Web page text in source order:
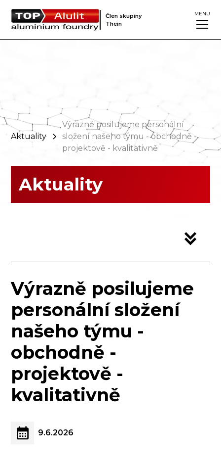
Člen skupiny
Thein
MENU
Aktuality
Výrazně posilujeme personální
složení našeho týmu - obchodně -
projektově - kvalitativně
Aktuality
Výrazně posilujeme
personální složení
našeho týmu -
obchodně -
projektově -
kvalitativně
9.6.2026